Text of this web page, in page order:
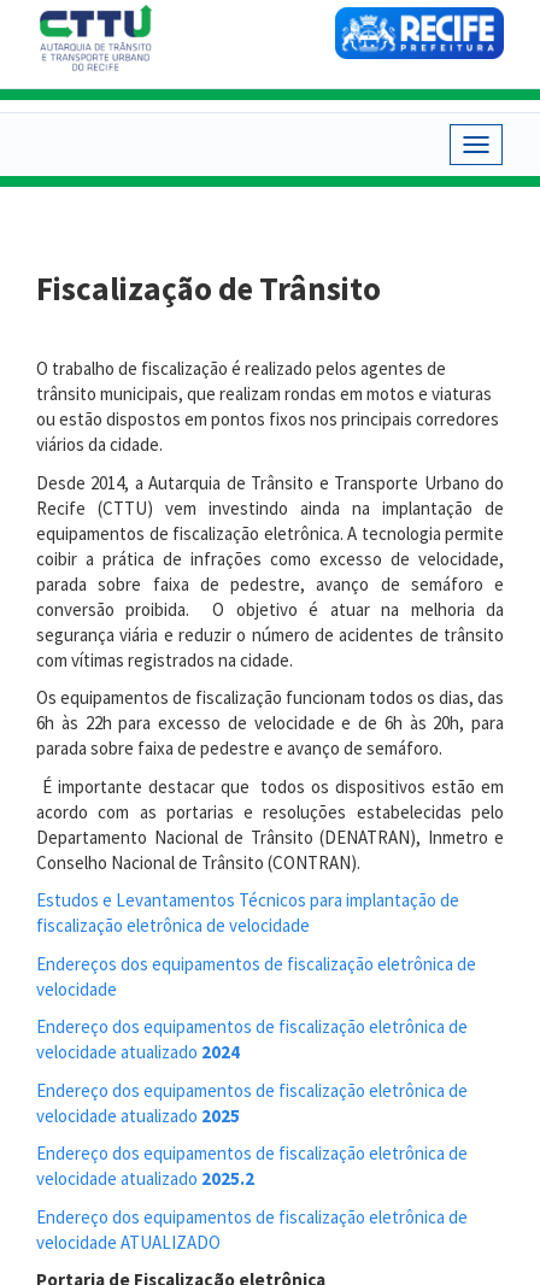
conteúdo
principal
Toggle
Fiscalização de Trânsito
O trabalho de fiscalização é realizado pelos agentes de
trânsito municipais, que realizam rondas em motos e viaturas
ou estão dispostos em pontos fixos nos principais corredores
viários da cidade.
Desde 2014, a Autarquia de Trânsito e Transporte Urbano do
Recife (CTTU) vem investindo ainda na implantação de
equipamentos de fiscalização eletrônica. A tecnologia permite
coibir a prática de infrações como excesso de velocidade,
parada sobre faixa de pedestre, avanço de semáforo e
conversão proibida. O objetivo é atuar na melhoria da
segurança viária e reduzir o número de acidentes de trânsito
com vítimas registrados na cidade.
Os equipamentos de fiscalização funcionam todos os dias, das
6h às 22h para excesso de velocidade e de 6h às 20h, para
parada sobre faixa de pedestre e avanço de semáforo.
É importante destacar que todos os dispositivos estão em
acordo com as portarias e resoluções estabelecidas pelo
Departamento Nacional de Trânsito (DENATRAN), Inmetro e
Conselho Nacional de Trânsito (CONTRAN).
Estudos e Levantamentos Técnicos para implantação de
fiscalização eletrônica de velocidade
Endereços dos equipamentos de fiscalização eletrônica de
velocidade
Endereço dos equipamentos de fiscalização eletrônica de
velocidade atualizado 2024
Endereço dos equipamentos de fiscalização eletrônica de
velocidade atualizado 2025
Endereço dos equipamentos de fiscalização eletrônica de
velocidade atualizado 2025.2
Endereço dos equipamentos de fiscalização eletrônica de
velocidade ATUALIZADO
Portaria de Fiscalização eletrônica